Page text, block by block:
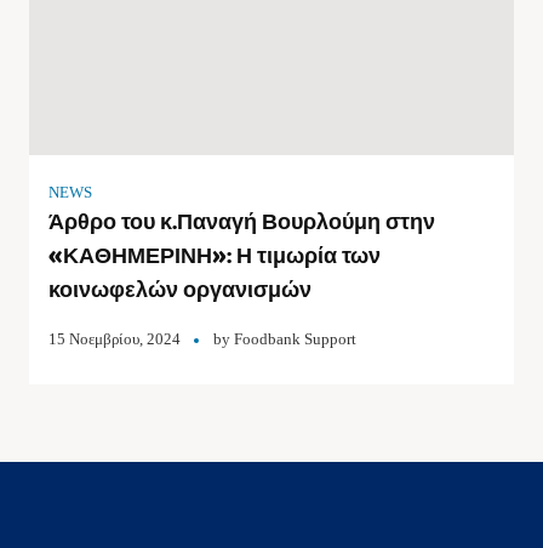
NEWS
Άρθρο του κ.Παναγή Βουρλούμη στην
«ΚΑΘΗΜΕΡΙΝΗ»: Η τιμωρία των
κοινωφελών οργανισμών
15 Νοεμβρίου, 2024 by Foodbank Support